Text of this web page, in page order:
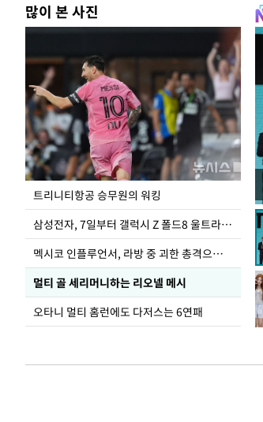
많이 본 사진
트리니티항공 승무원의 워킹
삼성전자, 7일부터 갤럭시 Z 폴드8 울트라·폴드8·플립8 출시
멕시코 인플루언서, 라방 중 괴한 총격으로 사망
멀티 골 세리머니하는 리오넬 메시
오타니 멀티 홈런에도 다저스는 6연패